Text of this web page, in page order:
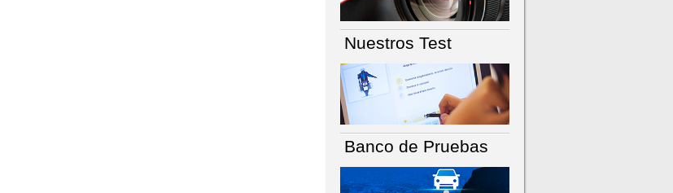
Nuestros Test
Banco de Pruebas